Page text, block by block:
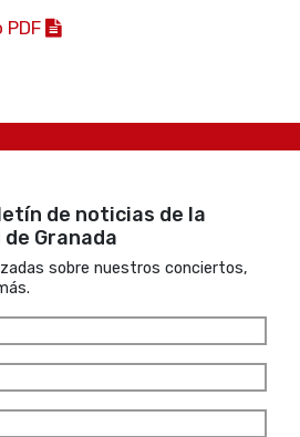
de noticias de la
Granada
sobre nuestros conciertos,